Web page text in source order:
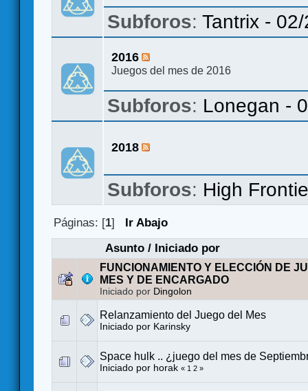
Subforos: Tantrix -
2016
Juegos del mes de 2016
Subforos: Lonegan -
2018
Subforos: High
Páginas: [1]
Ir Abajo
Asunto/ Iniciado por
FUNCIONAMIENTO Y ELECCIÓN DE
MES Y DE ENCARGADO
Iniciado por Dingolon
Relanzamiento del Juego del Mes
Iniciado por Karinsky
Space hulk .. ¿juego del mes de
Iniciado por horak « 1 2 »